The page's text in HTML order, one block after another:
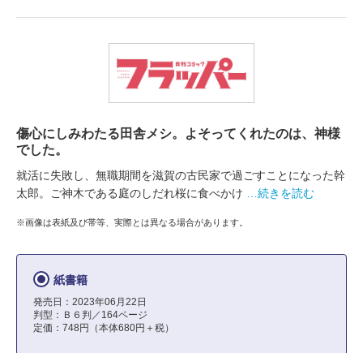
傷心にしみわたる田舎メシ。よそってくれたのは、神様
でした。
就活に失敗し、無職期間を滋賀の古民家で過ごすことになった幹
太郎。ご神木である庭のしだれ桜に食べかけ
…続きを読む
※画像は表紙及び帯等、実際とは異なる場合があります。
紙書籍
発売日：2023年06月22日
判型：Ｂ６判／164ページ
定価：748円（本体680円＋税）